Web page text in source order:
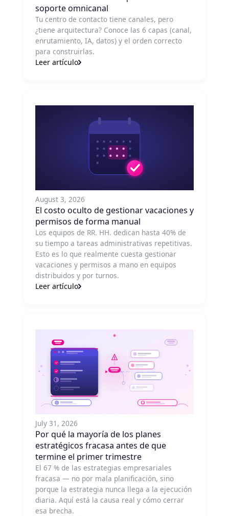
soporte omnicanal
Tu centro de contacto tiene canales, pero
¿tiene arquitectura? Conoce las 6 capas (canal,
enrutamiento, IA, datos) y el orden correcto
para construirlas.
Leer artículo
August 3, 2026
El costo oculto de gestionar vacaciones y
permisos de forma manual
Los equipos de RR. HH. dedican hasta 40% de
su tiempo a tareas administrativas repetitivas.
Esto es lo que realmente cuesta gestionar
vacaciones y permisos a mano en equipos
distribuidos y por turnos.
Leer artículo
July 31, 2026
Por qué la mayoría de los planes
estratégicos fracasa antes de que
termine el primer trimestre
El 67 % de las estrategias empresariales
fracasa — no por mala planificación, sino
porque la estrategia nunca llega a la ejecución
diaria. Aquí está la causa real y cómo cerrar
esa brecha.